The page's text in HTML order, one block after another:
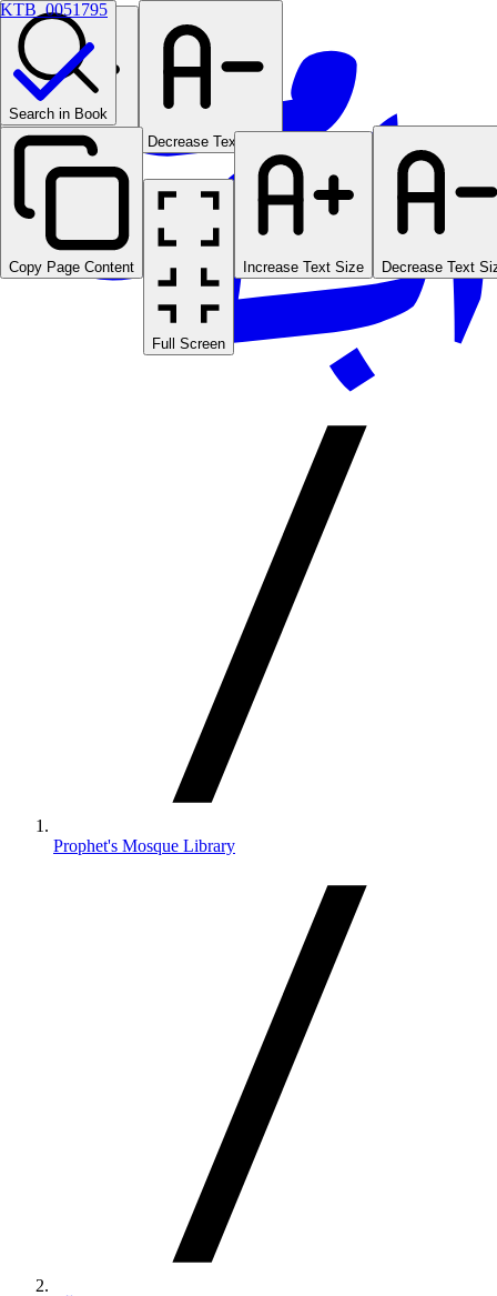
Prophet's Mosque Library
Increase Text Size Decrease Text Size
Search in Book
Copy Page Content
Full Screen
Increase Text Size Decrease Text
KTB_0051795